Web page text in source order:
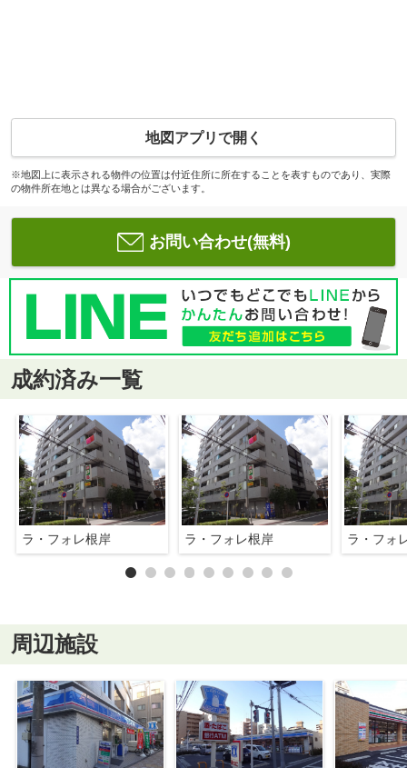
地図アプリで開く
※地図上に表示される物件の位置は付近住所に所在することを表すものであり、実際
の物件所在地とは異なる場合がございます。
お問い合わせ(無料)
成約済み一覧
ラ・フォレ根岸 ラ・フォレ根岸 ラ・フォ
周辺施設